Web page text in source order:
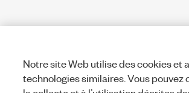
Notre site Web utilise des cookies et
technologies similaires. Vous pouvez